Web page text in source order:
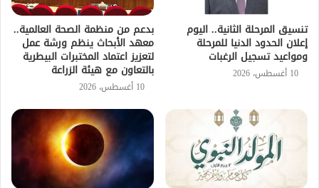
تنسيق المرحلة الثانية.. اليوم
إعلان الحدود الدنيا للمرحلة
ومواعيد تسجيل الرغبات
10 أغسطس، 2026
بدعم من منظمة الصحة العالمية..
معهد الأبحاث ينظم ورشة عمل
لتعزيز اعتماد المختبرات البيطرية
بالتعاون مع هيئة الزراعة
10 أغسطس، 2026